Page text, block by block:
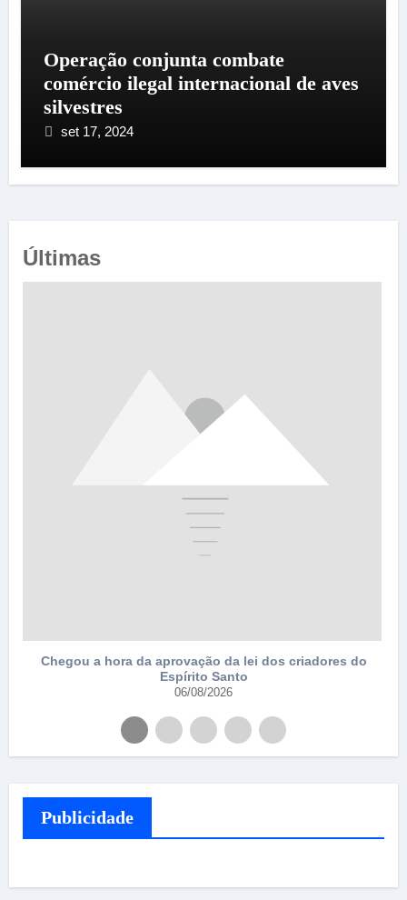
Operação conjunta combate
comércio ilegal internacional de aves
silvestres
set 17, 2024
Últimas
Chegou a hora da aprovação da lei dos criadores do
Espírito Santo
06/08/2026
Publicidade